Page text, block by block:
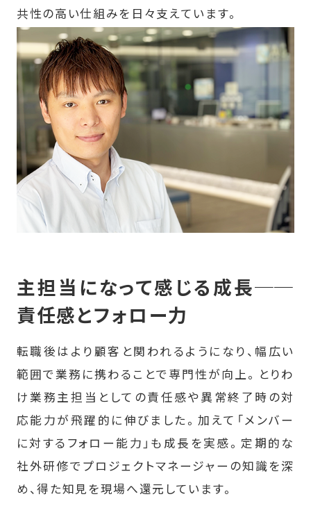
共性の高い仕組みを日々支えています。
主担当になって感じる成長──
責任感とフォロー力
転職後はより顧客と関われるようになり、幅広い
範囲で業務に携わることで専門性が向上。とりわ
け業務主担当としての責任感や異常終了時の対
応能力が飛躍的に伸びました。加えて「メンバー
に対するフォロー能力」も成長を実感。定期的な
社外研修でプロジェクトマネージャーの知識を深
め、得た知見を現場へ還元しています。